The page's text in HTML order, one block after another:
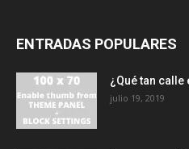
ENTRADAS POPULARES
¿Qué tan calle
julio 19, 2019